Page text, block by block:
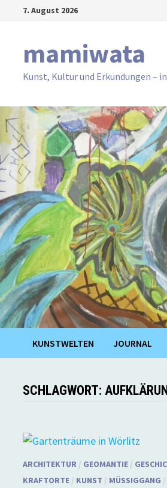
7. August 2026
mamiwata
Kunst, Kultur und Erkundungen –
KUNSTWELTEN JOURNAL
SCHLAGWORT:
ARCHITEKTUR / GEOMANTIE /
KRAFTORTE / KUNST / MÜSSIGGANG /